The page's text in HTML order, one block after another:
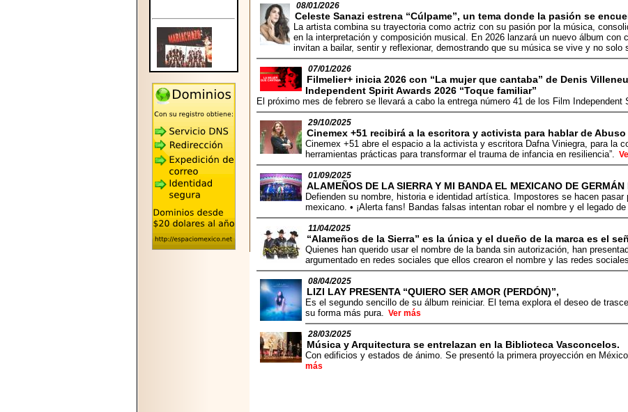
2026-05-25
"MARIACHAZO"
REÚNE A LAS
LEYENDAS
MARIACHI VARGAS
Y NUEVO
TECALITLÁN EN LA
ARENA CDMX.
2025-10-16
08/01/2026
Celeste Sanazi estrena “Cúlpame”, un tema donde la pasión se
La artista combina su trayectoria como actriz con su pasión por la música,
en la interpretación y composición musical. En 2026 lanzará un nuevo álbum con
invitan a bailar, sentir y reflexionar, demostrando que su música se vive y no solo
07/01/2026
Filmelier+ inicia 2026 con “La mujer que cantaba” de Denis
Independent Spirit Awards 2026 “Toque familiar”
El próximo mes de febrero se llevará a cabo la entrega número 41 de los Film Independent
29/10/2025
Cinemex +51 recibirá a la escritora y activista para hablar de
Cinemex +51 abre el espacio a la activista y escritora Dafna Viniegra, para la
herramientas prácticas para transformar el trauma de infancia en resiliencia”.
01/09/2025
ALAMEÑOS DE LA SIERRA Y MI BANDA EL MEXICANO DE GERMÁN
Defienden su nombre, historia e identidad artística. Impostores se hacen
mexicano. • ¡Alerta fans! Bandas falsas intentan robar el nombre y el legado
11/04/2025
“Alameños de la Sierra” es la única y el dueño de la marca es el
Quienes han querido usar el nombre de la banda sin autorización, han
argumentado en redes sociales que ellos crearon el nombre y las redes
08/04/2025
LIZI LAY PRESENTA “QUIERO SER AMOR (PERDÓN)”,
Es el segundo sencillo de su álbum reiniciar. El tema explora el deseo de
su forma más pura. Ver más
28/03/2025
Música y Arquitectura se entrelazan en la Biblioteca Vasconcelos.
Con edificios y estados de ánimo. Se presentó la primera proyección en
más